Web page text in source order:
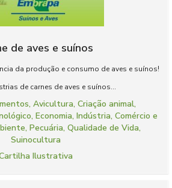
de aves e suínos
da produção e consumo de aves e suínos!
de carnes de aves e suínos...
, Avicultura, Criação animal,
, Economia, Indústria, Comércio e
, Pecuária, Qualidade de Vida,
Suinocultura
Ilustrativa